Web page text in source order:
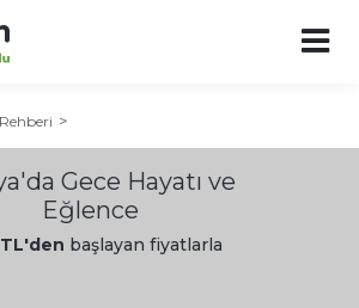
Gece Hayatı ve
Eğlence
başlayan fiyatlarla